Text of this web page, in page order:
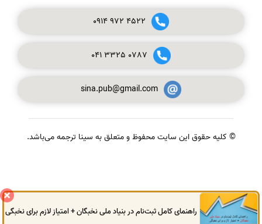
0914972 4522
041 3325 0787
sina.pub@gmail.com
© کلیه حقوق این سایت محفوظ و متعلق به سینا ترجمه می‌باشد.
راهنمای کامل ثبت‌نام در بنیاد ملی نخبگان + امتیاز لازم برای نخبگی
گفتگوی آنلاین